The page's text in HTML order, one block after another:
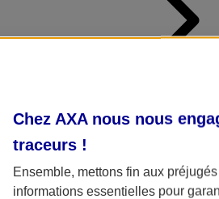
Chez AXA nous nous
traceurs !
Ensemble, mettons fin aux
informations essentielles pour